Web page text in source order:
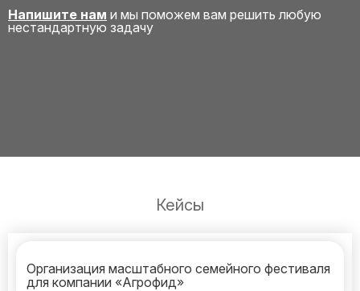
Напишите нам и мы поможем вам решить любую
нестандартную задачу
Кейсы
Организация масштабного семейного фестиваля
для компании «Агрофид»